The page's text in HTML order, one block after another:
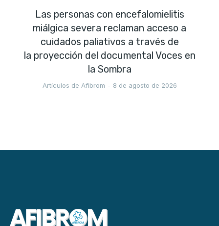
Las personas con encefalomielitis
miálgica severa reclaman acceso a
cuidados paliativos a través de
la proyección del documental Voces en
la Sombra
Artículos de Afibrom 8 de agosto de 2026